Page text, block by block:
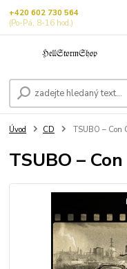
+420 602 730 564
(Po-Pá, 8-16 hod.)
Úvod CD TSUBO – Con
TSUBO –